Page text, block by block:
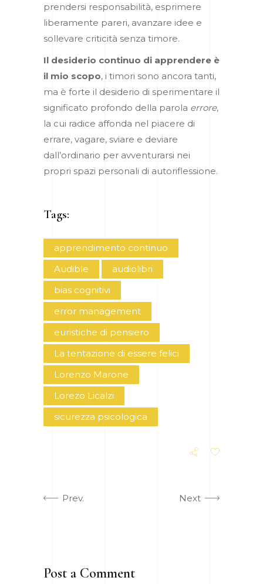
prendersi responsabilità, esprimere
liberamente pareri, avanzare idee e
sollevare criticità senza timore.
Il desiderio continuo di apprendere è
il mio scopo, i timori sono ancora tanti,
ma è forte il desiderio di sperimentare il
significato profondo della parola errore,
la cui radice affonda nel piacere di
errare, vagare, sviare e deviare
dall’ordinario per avventurarsi nei
propri spazi personali di autoriflessione.
Tags:
apprendimento continuo
Audible
audiolibri
bias cognitivi
error management
euristiche di pensiero
La tentazione di essere felici
Lorenzo Marone
Lorezo Licalzi
sicurezza psicologica
Prev. Next
Post a Comment